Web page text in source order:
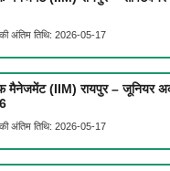
अंतिम तिथि: 2026-05-17
मैनेजमेंट (IIM) रायपुर – जूनियर
अंतिम तिथि: 2026-05-17